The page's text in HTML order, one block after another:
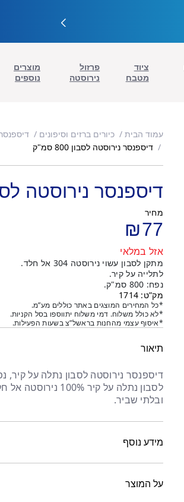
ציוד
מטבח
פרזול
נירוסטה
מוצרים
נוספים
עמוד הבית כיורים ברזים וסיפונים
דיספנסר נירוסטה לסבון 800 סמ"ק
דיספנסר נירוסטה לסבון 800
מחיר
₪77
אזל במלאי
מתקן לסבון עשוי נירוסטה 304 אל חלד.
לתלייה על קיר.
נפח: 800 סמ"ק.
מק”ט: 1714
*כל המחירים המוצגים באתר כוללים מע”מ.
*לא כולל משלוח. דמי משלוח יתווספו בסל הקניות.
*איסוף עצמי מהחנות בראשל”צ בשעות הפעילות.
תיאור
לסבון נתלה על קיר
ובלתי שביר.
מידע נוסף
על המוצר